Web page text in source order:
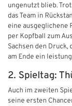
ungenutzt blieb.
das Team in
eine ausgeglichene
per Kopfball zum
Sachsen den Druck,
am Ende ein
2. Spieltag:
Auch im zweiten
seine ersten
Futsal
#siekickt
Tage des
Länderspiele
Impressum